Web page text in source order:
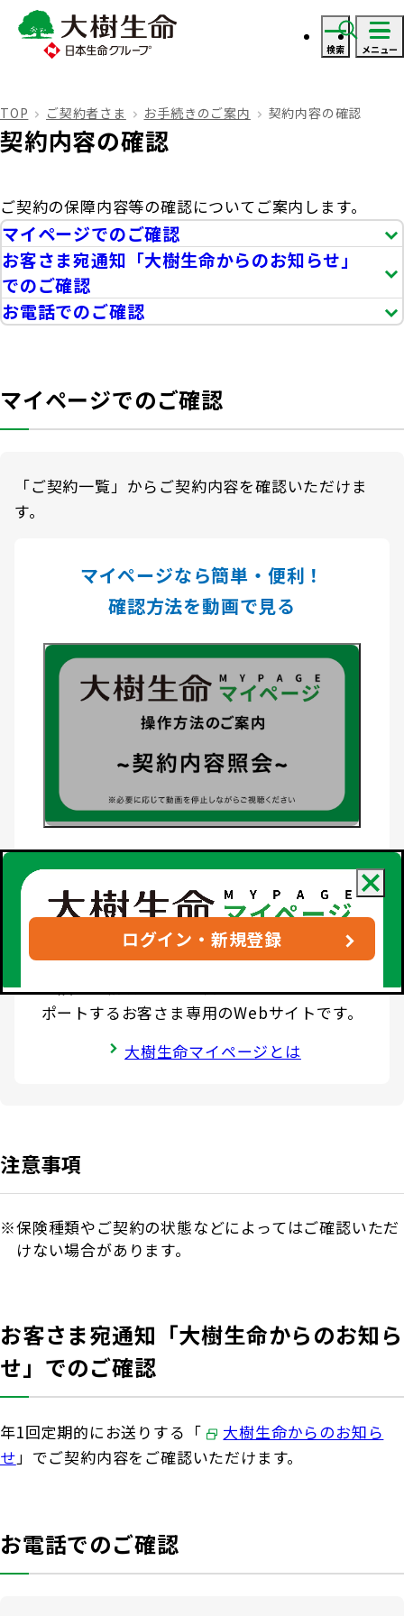
検索 メニュー
資料・見積り請求
ご契約者さま
ご契約者さま トップ
契約内容の確認・変更
満期保険金などのご請求
保険料の払込み・貸付金のご返済
マイナンバーカードによるお手続き
ご契約者さま向けサービス
外貨建保険の円換算レートについて
諸利率のお知らせ
お客さま宛通知「大樹生命からのお知ら
せ」について
生命保険料控除制度について
Web版「ご契約のしおり－約款」
保険をご検討のお客さま
商品を選ぶ
生命保険商品一覧
生命保険について知る
大樹あんしんナビゲーター
法人のお客さま トップ
各都道府県中小企業団体中央会の会員の
皆さま
福利厚生制度等
のご請求手続きとお支払いについて」
大樹 企業保険ダイレクトシステム（団体保険の
各種照会・お手続きサービス）
団体年金制度関連
団体年金制度
団体年金運用商品
確定給付企業年金オンラインサービス（CPBS）
企業年金の事務再委託先変更について（契約者さ
ま専用サイト）
企業保険特別勘定運用実績照会サービス
知る・楽しむ
知る・楽しむ トップ
お金について知る
相続税シミュレーション
教育費シミュレーター
健康について知る
長生き診断
体内環境チェック
認知症について知る
大樹の認知症サポートサービス
認知症コラム
認知機能チェック
今月の九星マネー占い
大樹生命について
トップメッセージ
会社情報
業績案内
お客さま本位の業務運営
サステナビリティ経営
機関投資家としての役割
大樹生命 CM紹介
TOP ご契約者さま お手続きのご案内 契約内容の確認
契約内容の確認
ご契約の保障内容等の確認についてご案内します。
マイページでのご確認
お客さま宛通知「大樹生命からのお知らせ」
でのご確認
お電話でのご確認
マイページでのご確認
「ご契約一覧」からご契約内容を確認いただけま
す。
マイページなら簡単・便利！
確認方法を動画で見る
ログイン・新規登録
保険のご相談からお手続きまでトータルでサ
ポートするお客さま専用のWebサイトです。
大樹生命マイページとは
注意事項
保険種類やご契約の状態などによってはご確認いただ
けない場合があります。
お客さま宛通知「大樹生命からのお知ら
せ」でのご確認
年1回定期的にお送りする「
大樹生命からのお知ら
せ」でご契約内容をご確認いただけます。
お電話でのご確認